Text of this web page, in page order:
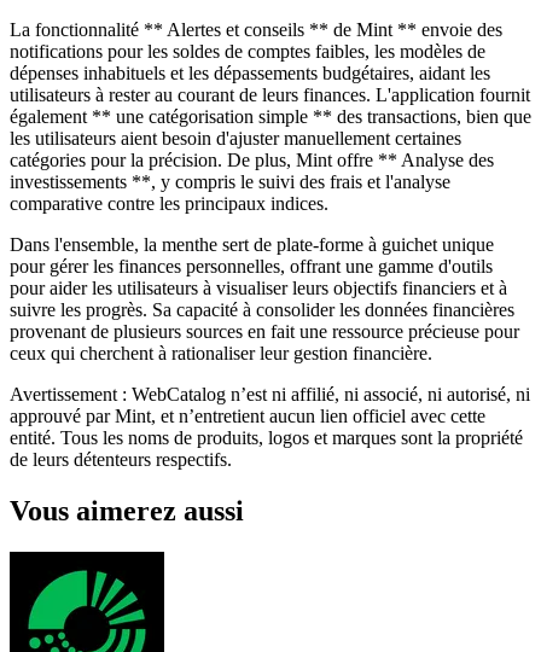
La fonctionnalité ** Alertes et conseils ** de Mint ** envoie des
notifications pour les soldes de comptes faibles, les modèles de
dépenses inhabituels et les dépassements budgétaires, aidant les
utilisateurs à rester au courant de leurs finances. L'application fournit
également ** une catégorisation simple ** des transactions, bien que
les utilisateurs aient besoin d'ajuster manuellement certaines
catégories pour la précision. De plus, Mint offre ** Analyse des
investissements **, y compris le suivi des frais et l'analyse
comparative contre les principaux indices.
Dans l'ensemble, la menthe sert de plate-forme à guichet unique
pour gérer les finances personnelles, offrant une gamme d'outils
pour aider les utilisateurs à visualiser leurs objectifs financiers et à
suivre les progrès. Sa capacité à consolider les données financières
provenant de plusieurs sources en fait une ressource précieuse pour
ceux qui cherchent à rationaliser leur gestion financière.
Avertissement : WebCatalog n’est ni affilié, ni associé, ni autorisé, ni
approuvé par Mint, et n’entretient aucun lien officiel avec cette
entité. Tous les noms de produits, logos et marques sont la propriété
de leurs détenteurs respectifs.
Vous aimerez aussi